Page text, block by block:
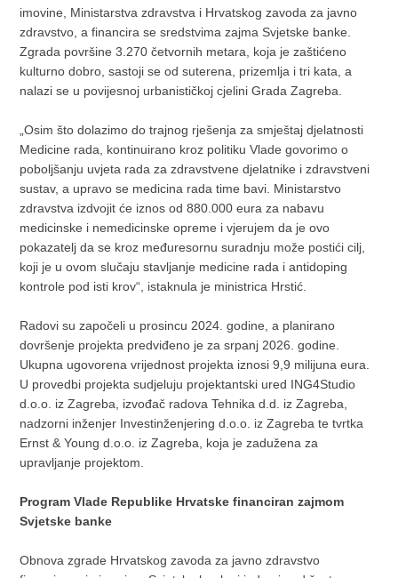
imovine, Ministarstva zdravstva i Hrvatskog zavoda za javno
zdravstvo, a financira se sredstvima zajma Svjetske banke.
Zgrada površine 3.270 četvornih metara, koja je zaštićeno
kulturno dobro, sastoji se od suterena, prizemlja i tri kata, a
nalazi se u povijesnoj urbanističkoj cjelini Grada Zagreba.
„Osim što dolazimo do trajnog rješenja za smještaj djelatnosti
Medicine rada, kontinuirano kroz politiku Vlade govorimo o
poboljšanju uvjeta rada za zdravstvene djelatnike i zdravstveni
sustav, a upravo se medicina rada time bavi. Ministarstvo
zdravstva izdvojit će iznos od 880.000 eura za nabavu
medicinske i nemedicinske opreme i vjerujem da je ovo
pokazatelj da se kroz međuresornu suradnju može postići cilj,
koji je u ovom slučaju stavljanje medicine rada i antidoping
kontrole pod isti krov“, istaknula je ministrica Hrstić.
Radovi su započeli u prosincu 2024. godine, a planirano
dovršenje projekta predviđeno je za srpanj 2026. godine.
Ukupna ugovorena vrijednost projekta iznosi 9,9 milijuna eura.
U provedbi projekta sudjeluju projektantski ured ING4Studio
d.o.o. iz Zagreba, izvođač radova Tehnika d.d. iz Zagreba,
nadzorni inženjer Investinženjering d.o.o. iz Zagreba te tvrtka
Ernst & Young d.o.o. iz Zagreba, koja je zadužena za
upravljanje projektom.
Program Vlade Republike Hrvatske financiran zajmom
Svjetske banke
Obnova zgrade Hrvatskog zavoda za javno zdravstvo